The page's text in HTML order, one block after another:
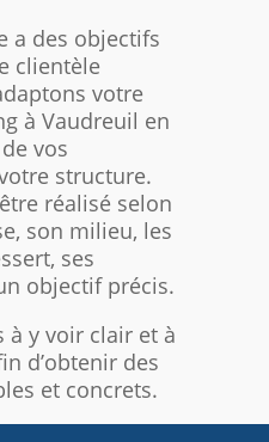
a des objectifs
clientèle
votre
à Vaudreuil en
vos
structure.
réalisé selon
son milieu, les
ses
objectif précis.
à y voir clair et à
d’obtenir des
et concrets.